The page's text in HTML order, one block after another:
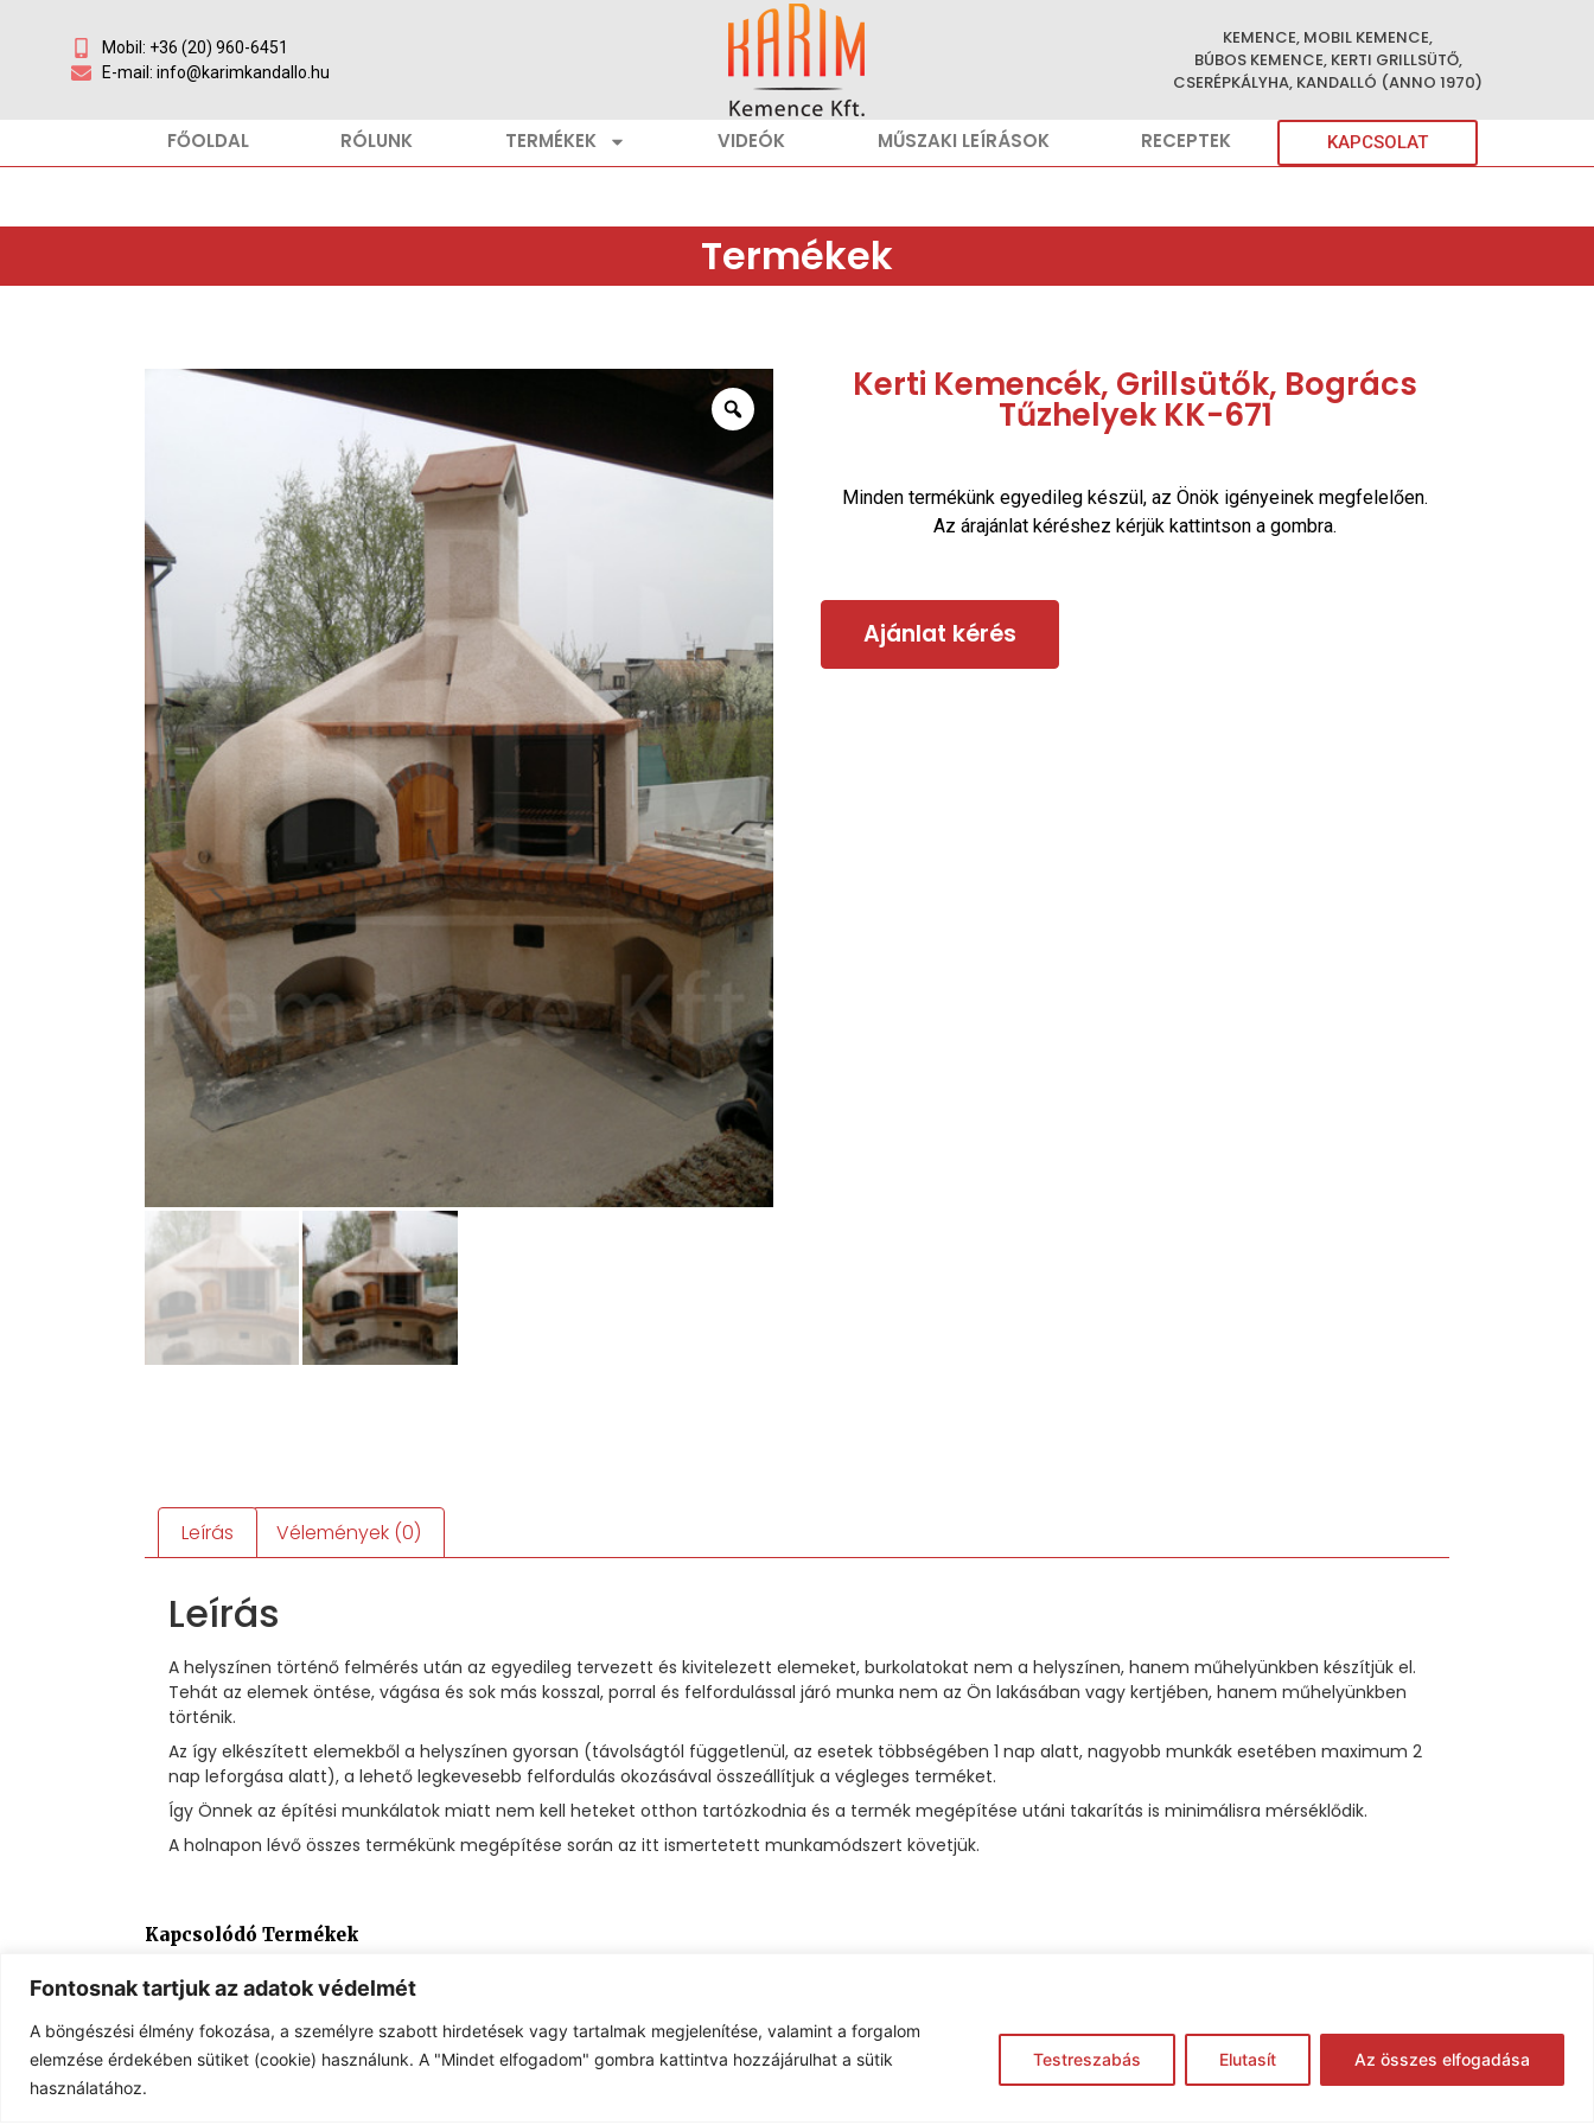
Fontosnak tartjuk az adatok védelmét
A böngészési élmény fokozása, a személyre szabott hirdetések vagy tartalmak megjelenítése, valamint a forgalom
elemzése érdekében sütiket (cookie) használunk. A "Mindet elfogadom" gombra kattintva hozzájárulhat a sütik
használatához.
Testreszabás Elutasít Az összes elfogadása
Mobil: +36 (20) 960-6451
E-mail: info@karimkandallo.hu
KEMENCE, MOBIL KEMENCE,
BÚBOS KEMENCE, KERTI GRILLSÜTŐ,
CSERÉPKÁLYHA, KANDALLÓ (ANNO 1970)
FŐOLDAL RÓLUNK TERMÉKEK VIDEÓK MŰSZAKI LEÍRÁSOK RECEPTEK KAPCSOLAT
Termékek
Kerti Kemencék, Grillsütők, Bogrács
Tűzhelyek KK-671
Minden termékünk egyedileg készül, az Önök igényeinek megfelelően.
Az árajánlat kéréshez kérjük kattintson a gombra.
Ajánlat kérés
Leírás Vélemények (0)
Leírás
A helyszínen történő felmérés után az egyedileg tervezett és kivitelezett elemeket, burkolatokat nem a helyszínen, hanem műhelyünkben készítjük el.
Tehát az elemek öntése, vágása és sok más kosszal, porral és felfordulással járó munka nem az Ön lakásában vagy kertjében, hanem műhelyünkben
történik.
Az így elkészített elemekből a helyszínen gyorsan (távolságtól függetlenül, az esetek többségében 1 nap alatt, nagyobb munkák esetében maximum 2
nap leforgása alatt), a lehető legkevesebb felfordulás okozásával összeállítjuk a végleges terméket.
Így Önnek az építési munkálatok miatt nem kell heteket otthon tartózkodnia és a termék megépítése utáni takarítás is minimálisra mérséklődik.
A holnapon lévő összes termékünk megépítése során az itt ismertetett munkamódszert követjük.
Kapcsolódó Termékek